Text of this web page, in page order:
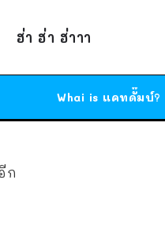
ฮ่า ฮ่า ฮ่าาา
Whai is แคทดั๊มบ์?
ก